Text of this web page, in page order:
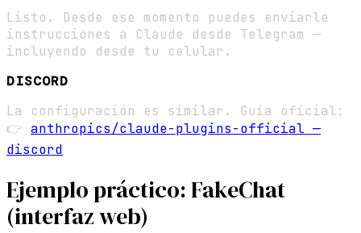
Listo. Desde ese momento puedes enviarle
instrucciones a Claude desde Telegram —
incluyendo desde tu celular.
DISCORD
La configuración es similar. Guía oficial:
👉 anthropics/claude-plugins-official —
discord
Ejemplo práctico: FakeChat
(interfaz web)